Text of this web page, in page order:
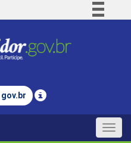
Comunica BR
Legislação
gov.br
Toggle